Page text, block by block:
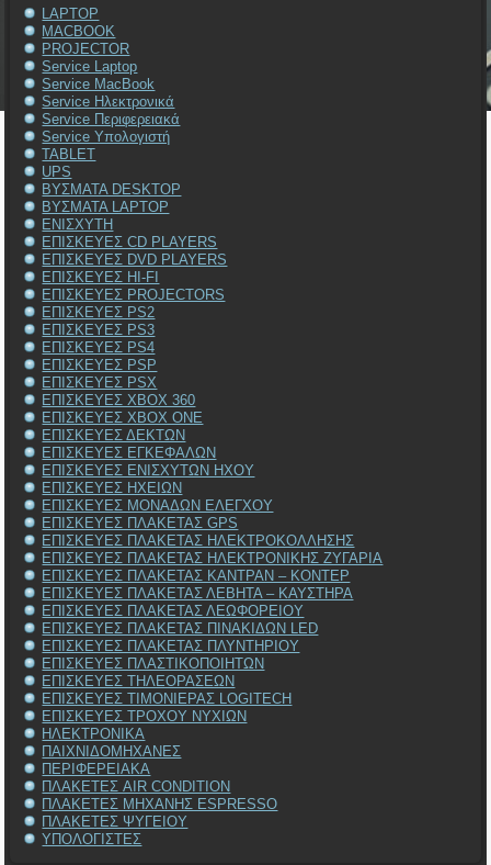
LAPTOP
MACBOOK
PROJECTOR
Service Laptop
Service MacBook
Service Ηλεκτρονικά
Service Περιφερειακά
Service Υπολογιστή
TABLET
UPS
ΒΥΣΜΑΤΑ DESKTOP
ΒΥΣΜΑΤΑ LAPTOP
ΕΝΙΣΧΥΤΗ
ΕΠΙΣΚΕΥΕΣ CD PLAYERS
ΕΠΙΣΚΕΥΕΣ DVD PLAYERS
ΕΠΙΣΚΕΥΕΣ HI-FI
ΕΠΙΣΚΕΥΕΣ PROJECTORS
ΕΠΙΣΚΕΥΕΣ PS2
ΕΠΙΣΚΕΥΕΣ PS3
ΕΠΙΣΚΕΥΕΣ PS4
ΕΠΙΣΚΕΥΕΣ PSP
ΕΠΙΣΚΕΥΕΣ PSX
ΕΠΙΣΚΕΥΕΣ XBOX 360
ΕΠΙΣΚΕΥΕΣ XBOX ONE
ΕΠΙΣΚΕΥΕΣ ΔΕΚΤΩΝ
ΕΠΙΣΚΕΥΕΣ ΕΓΚΕΦΑΛΩΝ
ΕΠΙΣΚΕΥΕΣ ΕΝΙΣΧΥΤΩΝ ΗΧΟΥ
ΕΠΙΣΚΕΥΕΣ ΗΧΕΙΩΝ
ΕΠΙΣΚΕΥΕΣ ΜΟΝΑΔΩΝ ΕΛΕΓΧΟΥ
ΕΠΙΣΚΕΥΕΣ ΠΛΑΚΕΤΑΣ GPS
ΕΠΙΣΚΕΥΕΣ ΠΛΑΚΕΤΑΣ ΗΛΕΚΤΡΟΚΟΛΛΗΣΗΣ
ΕΠΙΣΚΕΥΕΣ ΠΛΑΚΕΤΑΣ ΗΛΕΚΤΡΟΝΙΚΗΣ ΖΥΓΑΡΙΑ
ΕΠΙΣΚΕΥΕΣ ΠΛΑΚΕΤΑΣ ΚΑΝΤΡΑΝ – ΚΟΝΤΕΡ
ΕΠΙΣΚΕΥΕΣ ΠΛΑΚΕΤΑΣ ΛΕΒΗΤΑ – ΚΑΥΣΤΗΡΑ
ΕΠΙΣΚΕΥΕΣ ΠΛΑΚΕΤΑΣ ΛΕΩΦΟΡΕΙΟΥ
ΕΠΙΣΚΕΥΕΣ ΠΛΑΚΕΤΑΣ ΠΙΝΑΚΙΔΩΝ LED
ΕΠΙΣΚΕΥΕΣ ΠΛΑΚΕΤΑΣ ΠΛΥΝΤΗΡΙΟΥ
ΕΠΙΣΚΕΥΕΣ ΠΛΑΣΤΙΚΟΠΟΙΗΤΩΝ
ΕΠΙΣΚΕΥΕΣ ΤΗΛΕΟΡΑΣΕΩΝ
ΕΠΙΣΚΕΥΕΣ ΤΙΜΟΝΙΕΡΑΣ LOGITECH
ΕΠΙΣΚΕΥΕΣ ΤΡΟΧΟΥ ΝΥΧΙΩΝ
ΗΛΕΚΤΡΟΝΙΚΑ
ΠΑΙΧΝΙΔΟΜΗΧΑΝΕΣ
ΠΕΡΙΦΕΡΕΙΑΚΑ
ΠΛΑΚΕΤΕΣ AIR CONDITION
ΠΛΑΚΕΤΕΣ ΜΗΧΑΝΗΣ ESPRESSO
ΠΛΑΚΕΤΕΣ ΨΥΓΕΙΟΥ
ΥΠΟΛΟΓΙΣΤΕΣ